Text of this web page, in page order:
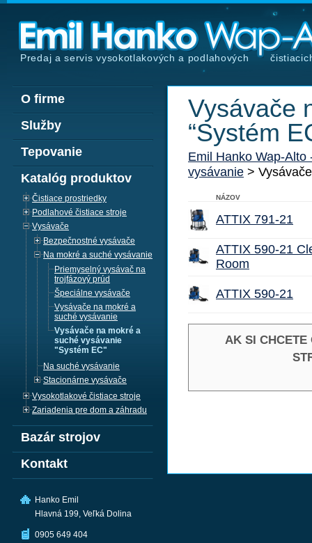
Predaj a servis vysokotlakových a podlahových
Vysávače
“Systém
Emil Hanko Wap-Alto
vysávanie >
NÁZOV
ATTIX 791-21
ATTIX 590-21
Room
ATTIX 590-21
AK SI CHCETE
O firme
Služby
Tepovanie
Katalóg produktov
Čistiace prostriedky
Podlahové čistiace stroje
Vysávače
Bezpečnostné vysávače
Na mokré a suché vysávanie
Priemyselný vysávač na
trojfázový prúd
Špeciálne vysávače
Vysávače na mokré a
suché vysávanie
Vysávače na mokré a
suché vysávanie
"Systém EC"
Na suché vysávanie
Stacionárne vysávače
Vysokotlakové čistiace stroje
Zariadenia pre dom a záhradu
Bazár strojov
Kontakt
Hanko Emil
Hlavná 199, Veľká Dolina
0905 649 404